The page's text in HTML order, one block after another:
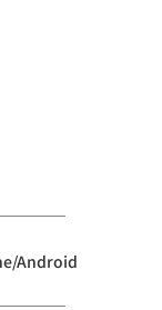
Android